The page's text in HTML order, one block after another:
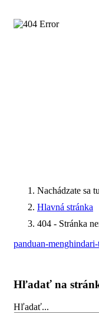
Nachádzate sa
Hlavná stránka
404 - Stránka
panduan-
Hľadať na
Hľadať...